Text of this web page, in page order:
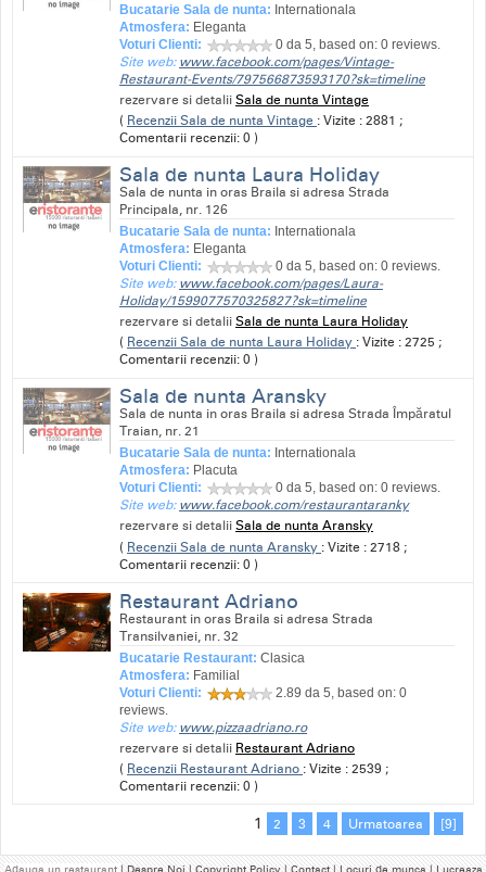
Bucatarie Sala de nunta: Internationala
Atmosfera: Eleganta
Voturi Clienti:
0 da 5, based on:0 reviews.
Site web: www.facebook.com/pages/Vintage-
Restaurant-Events/797566873593170?sk=timeline
rezervare si detaliiSala de nunta Vintage
( Recenzii Sala de nunta Vintage : Vizite : 2881 ;
Comentarii recenzii: 0 )
Sala de nunta Laura Holiday
Sala de nunta in oras Braila si adresa Strada
Principala, nr. 126
Bucatarie Sala de nunta: Internationala
Atmosfera: Eleganta
Voturi Clienti:
0 da 5, based on:0 reviews.
Site web: www.facebook.com/pages/Laura-
Holiday/1599077570325827?sk=timeline
rezervare si detaliiSala de nunta Laura Holiday
( Recenzii Sala de nunta Laura Holiday : Vizite : 2725 ;
Comentarii recenzii: 0 )
Sala de nunta Aransky
Sala de nunta in oras Braila si adresa Strada Împăratul
Traian, nr. 21
Bucatarie Sala de nunta: Internationala
Atmosfera: Placuta
Voturi Clienti:
0 da 5, based on:0 reviews.
Site web: www.facebook.com/restaurantaranky
rezervare si detaliiSala de nunta Aransky
( Recenzii Sala de nunta Aransky : Vizite : 2718 ;
Comentarii recenzii: 0 )
Restaurant Adriano
Restaurant in oras Braila si adresa Strada
Transilvaniei, nr. 32
Bucatarie Restaurant:Clasica
Atmosfera: Familial
Voturi Clienti:
2.89 da 5, based on:0
reviews.
Site web: www.pizzaadriano.ro
rezervare si detalii Restaurant Adriano
( Recenzii Restaurant Adriano : Vizite : 2539 ;
Comentarii recenzii: 0 )
1 2 3 4 Urmatoarea [9]